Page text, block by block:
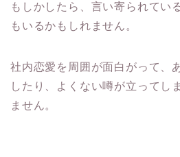
もしかしたら、言い寄られてい
もいるかもしれません。
社内恋愛を周囲が面白がって、
したり、よくない噂が立ってし
ません。